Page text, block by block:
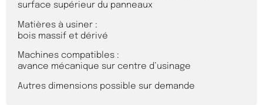
surface supérieur du panneaux
Matières à usiner :
bois massif et dérivé
Machines compatibles :
avance mécanique sur centre d’usinage
Autres dimensions possible sur demande